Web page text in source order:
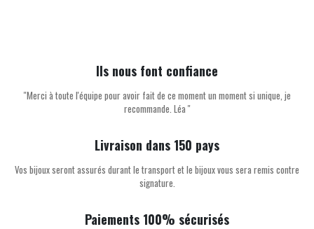
Ils nous font confiance
''Merci à toute l'équipe pour avoir fait de ce moment un moment si unique, je
recommande. Léa ''
Livraison dans 150 pays
Vos bijoux seront assurés durant le transport et le bijoux vous sera remis contre
signature.
Paiements 100% sécurisés